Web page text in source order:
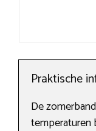
Praktische
De
temperaturen